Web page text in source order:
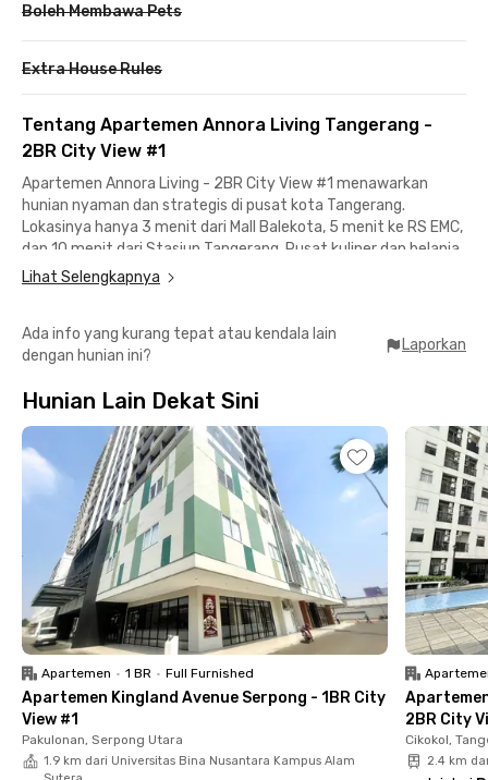
Boleh Membawa Pets
Extra House Rules
Tentang Apartemen Annora Living Tangerang -
2BR City View #1
Apartemen Annora Living - 2BR City View #1 menawarkan
hunian nyaman dan strategis di pusat kota Tangerang.
Lokasinya hanya 3 menit dari Mall Balekota, 5 menit ke RS EMC,
dan 10 menit dari Stasiun Tangerang. Pusat kuliner dan belanja
seperti Tangcity Mall, Pasar Lama, dan Metropolis Town Square
juga mudah dijangkau.
Unit 2 kamar ini sudah fully furnished dan dilengkapi fasilitas
lengkap seperti dapur dengan kompor, dispenser, kulkas, serta
yang nyaman untuk bersantai atau menerima tamu.
Penghuni dapat menikmati fasilitas gedung seperti kolam
renang, area parkir, lift, dan pengamanan dengan CCTV. Biaya
IPL sudah termasuk, menjadikan hunian ini pilihan praktis dan
nyaman di tengah kota.
Lihat Selengkapnya
Ada info yang kurang tepat atau kendala lain
dengan hunian ini?
Laporkan
Hunian Lain Dekat Sini
Apartemen • 1 BR • Full Furnished
Apartemen Kingland Avenue Serpong - 1BR City
View #1
Pakulonan, Serpong Utara
1.9 km dari Universitas Bina Nusantara Kampus Alam
2BR City
Cikokol,
2.4 km